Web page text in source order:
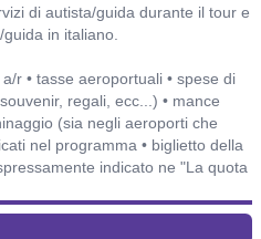
di autista/guida durante il tour e
in italiano.
r • tasse aeroportuali • spese di
regali, ecc...) • mance
(sia negli aeroporti che
nel programma • biglietto della
indicato ne "La quota